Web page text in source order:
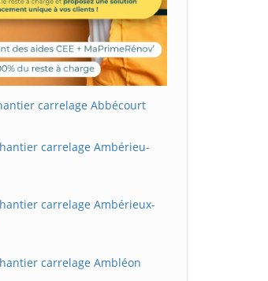
carrelage Abbécourt
carrelage Ambérieu-
carrelage Ambérieux-
carrelage Ambléon